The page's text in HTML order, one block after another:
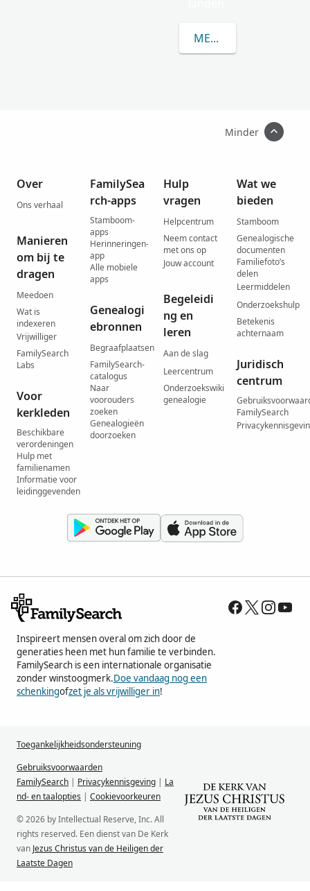
MEER OVER
Minder
Over
Ons verhaal
Manieren
om bij te
dragen
Meedoen
Wat is
indexeren
Vrijwilliger
FamilySearch
Labs
Voor
kerkleden
Beschikbare
verordeningen
Hulp met
familienamen
Informatie voor
leidinggevenden
FamilySea
rch-apps
Stamboom-
apps
Herinneringen-
app
Alle mobiele
apps
Genealogi
ebronnen
Begraafplaatsen
FamilySearch-
catalogus
Naar
voorouders
zoeken
Genealogieën
doorzoeken
Hulp
vragen
Helpcentrum
Neem contact
met ons op
Jouw account
Begeleidi
ng en
leren
Aan de slag
Leercentrum
Onderzoekswiki
genealogie
Wat we
bieden
Stamboom
Genealogische
documenten
Familiefoto’s
delen
Leermiddelen
Onderzoekshulp
Betekenis
achternaam
Juridisch
centrum
FamilySearch
Inspireert mensen overal om zich door de
generaties heen met hun familie te verbinden.
FamilySearch is een internationale organisatie
zonder winstoogmerk.Doe vandaag nog een
schenkingofzet je als vrijwilliger in!
Toegankelijkheidsondersteuning
Gebruiksvoorwaarden
FamilySearch | Privacykennisgeving | La
nd- en taalopties | Cookievoorkeuren
© 2026 by Intellectual Reserve, Inc. All
rights reserved. Een dienst van De Kerk
van Jezus Christus van de Heiligen der
Laatste Dagen